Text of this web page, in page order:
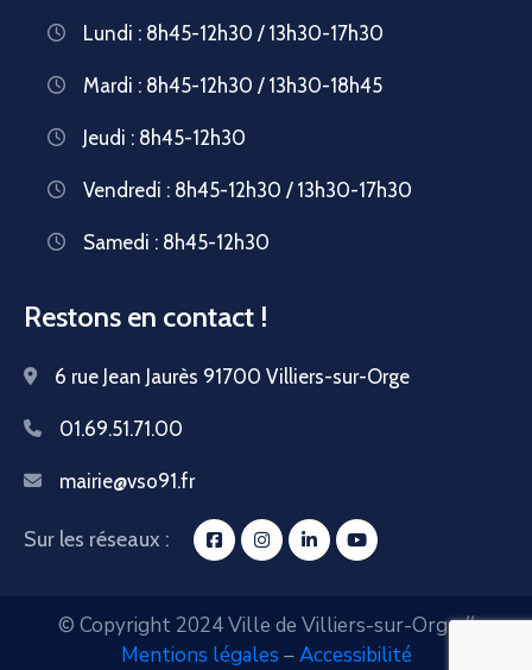
Lundi : 8h45-12h30 / 13h30-17h30
Mardi : 8h45-12h30 / 13h30-18h45
Jeudi : 8h45-12h30
Vendredi : 8h45-12h30 / 13h30-17h30
Samedi : 8h45-12h30
Restons en contact !
6 rue Jean Jaurès 91700 Villiers-sur-Orge
01.69.51.71.00
mairie@vso91.fr
Sur les réseaux :
© Copyright 2024 Ville de Villiers-sur-Orge //
Mentions légales –Accessibilité